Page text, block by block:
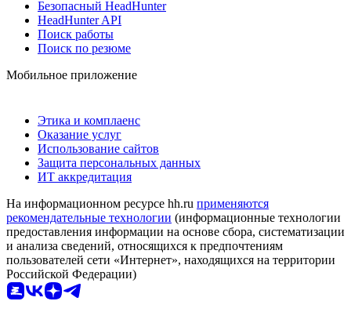
Безопасный HeadHunter
HeadHunter API
Поиск работы
Поиск по резюме
Мобильное приложение
Этика и комплаенс
Оказание услуг
Использование сайтов
Защита персональных данных
ИТ аккредитация
На информационном ресурсе hh.ru применяются
рекомендательные технологии (информационные технологии
предоставления информации на основе сбора, систематизации
и анализа сведений, относящихся к предпочтениям
пользователей сети «Интернет», находящихся на территории
Российской Федерации)